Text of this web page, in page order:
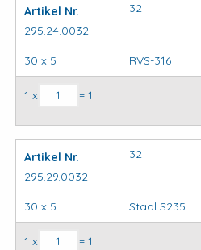
Artikel Nr.
295.24.0032
32
30 x 5 RVS-316
Kapbeugels DIN3567 (stel)
1 x = 1
Artikel Nr.
295.29.0032
32
30 x 5 Staal S235
Kapbeugels DIN3567 (stel)
1 x = 1